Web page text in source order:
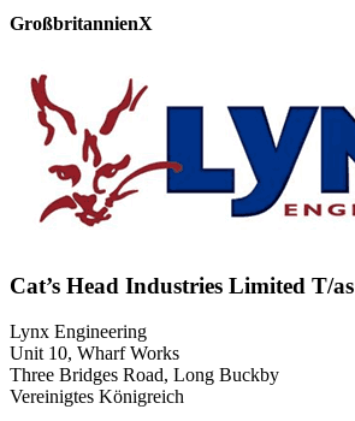
GroßbritannienX
Cat’s Head Industries Limited T/as
Lynx Engineering
Unit 10, Wharf Works
Three Bridges Road, Long Buckby
Vereinigtes Königreich